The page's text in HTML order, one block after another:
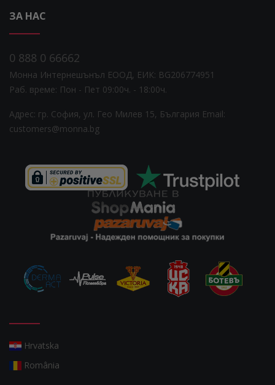
ЗА НАС
0 888 0 66662
Монна Интернешънъл ЕООД, ЕИК: BG206774951
Раб. време: Пoн - Пет 09:00ч. - 18:00ч.
Адрес: гр. София, ул. Гео Милев 15, България Email:
customers@monna.bg
Hrvatska
România